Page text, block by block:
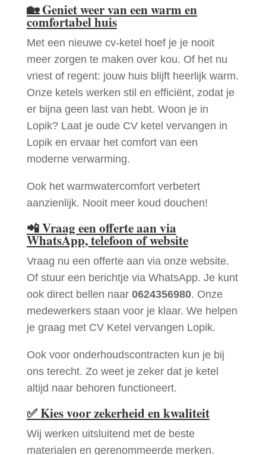
🏡Geniet weer van een warm en
comfortabel huis
Met een nieuwe cv-ketel hoef je je nooit
meer zorgen te maken over kou. Of het nu
vriest of regent: jouw huis blijft heerlijk warm.
Onze ketels werken stil en efficiënt, zodat je
er bijna geen last van hebt. Woon je in
Lopik? Laat je oude CV ketel vervangen in
Lopik en ervaar het comfort van een
moderne verwarming.
Ook het warmwatercomfort verbetert
aanzienlijk. Nooit meer koud douchen!
📲Vraag een offerte aan via
WhatsApp, telefoon of website
Vraag nu een offerte aan via onze website.
Of stuur een berichtje via WhatsApp. Je kunt
ook direct bellen naar 0624356980. Onze
medewerkers staan voor je klaar. We helpen
je graag met CV Ketel vervangen Lopik.
Ook voor onderhoudscontracten kun je bij
ons terecht. Zo weet je zeker dat je ketel
altijd naar behoren functioneert.
✅Kies voor zekerheid en kwaliteit
Wij werken uitsluitend met de beste
materialen en gerenommeerde merken.